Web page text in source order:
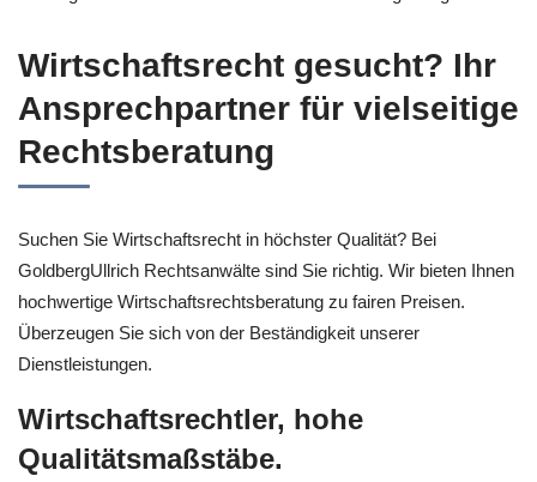
Wirtschaftsrecht gesucht? Ihr
Ansprechpartner für vielseitige
Rechtsberatung
Suchen Sie Wirtschaftsrecht in höchster Qualität? Bei
GoldbergUllrich Rechtsanwälte sind Sie richtig. Wir bieten Ihnen
hochwertige Wirtschaftsrechtsberatung zu fairen Preisen.
Überzeugen Sie sich von der Beständigkeit unserer
Dienstleistungen.
Wirtschaftsrechtler, hohe
Qualitätsmaßstäbe.